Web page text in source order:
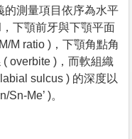
的測量項目依序為水平
下顎前牙與下顎平面
M ratio )，下顎角點角
overbite )，而軟組織
sulcus ) 的深度以
Me’ )。